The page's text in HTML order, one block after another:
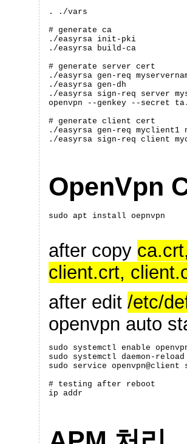
. ./vars
# generate ca
./easyrsa init-pki
./easyrsa build-ca
# generate server cert
./easyrsa gen-req
./easyrsa gen-dh
./easyrsa sign-req server
openvpn --genkey --secret
# generate client cert
./easyrsa gen-req myclient1
./easyrsa sign-req client
OpenVpn
sudo apt install oepnvpn
after copy
client.crt,
after edit /etc/
openvpn auto
sudo systemctl enable
sudo systemctl daemon-reload
sudo service
# testing after reboot
ip addr